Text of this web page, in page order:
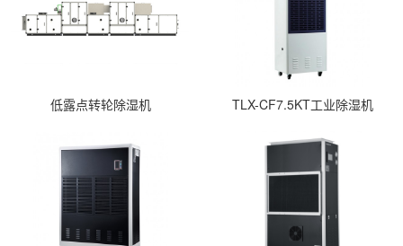
低露点转轮除湿机 TLX-CF7.5KT工业除湿机